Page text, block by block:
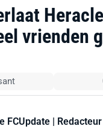
vrienden
FCUpdate | Redacteur